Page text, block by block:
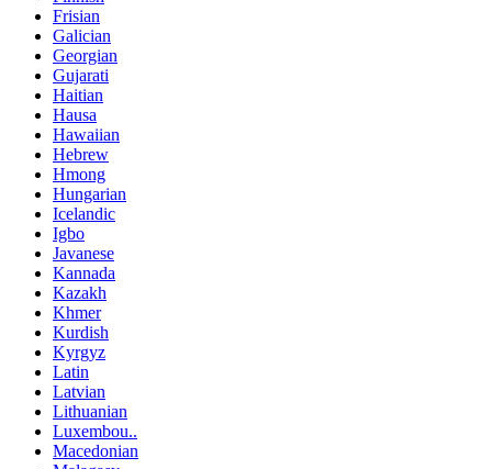
Frisian
Galician
Georgian
Gujarati
Haitian
Hausa
Hawaiian
Hebrew
Hmong
Hungarian
Icelandic
Igbo
Javanese
Kannada
Kazakh
Khmer
Kurdish
Kyrgyz
Latin
Latvian
Lithuanian
Luxembou..
Macedonian